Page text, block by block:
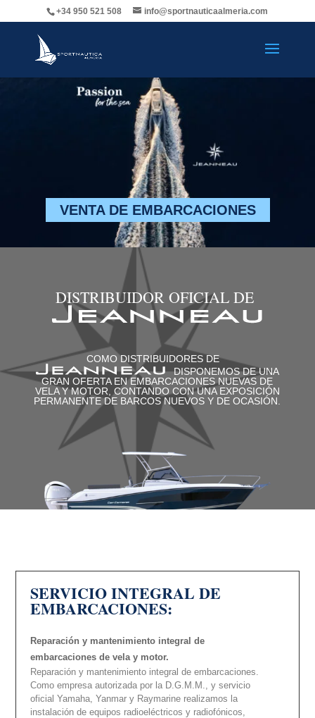
+34 950 521 508 info@sportnauticaalmeria.com
VENTA DE EMBARCACIONES
DISTRIBUIDOR OFICIAL DE
COMO DISTRIBUIDORES DE
DISPONEMOS DE UNA
GRAN OFERTA EN EMBARCACIONES NUEVAS DE
VELA Y MOTOR, CONTANDO CON UNA EXPOSICIÓN
PERMANENTE DE BARCOS NUEVOS Y DE OCASIÓN.
SERVICIO INTEGRAL DE
EMBARCACIONES:
Reparación y mantenimiento integral de
embarcaciones de vela y motor.
Reparación y mantenimiento integral de embarcaciones.
Como empresa autorizada por la D.G.M.M., y servicio
oficial Yamaha, Yanmar y Raymarine realizamos la
instalación de equipos radioeléctricos y radiofónicos,